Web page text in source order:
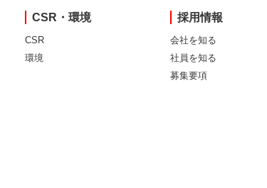
CSR・環境
CSR
環境
採用情報
会社を知る
社員を知る
募集要項